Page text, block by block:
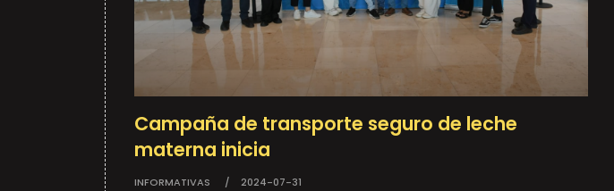
Campaña de transporte seguro de leche
materna inicia
INFORMATIVAS 2024-07-31